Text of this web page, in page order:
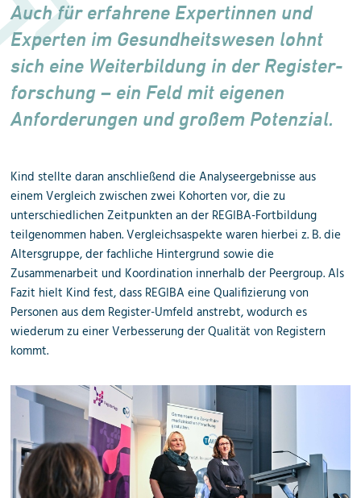
Auch für erfahrene Expertinnen und
Experten im Gesundheits­wesen lohnt
sich eine Weiter­bildung in der Register­
forschung – ein Feld mit eigenen
Anforde­rungen und großem Potenzial.
Kind stellte daran anschließend die Analyseergebnisse aus
einem Vergleich zwischen zwei Kohorten vor, die zu
unterschiedlichen Zeitpunkten an der REGIBA-Fortbildung
teilgenommen haben. Vergleichsaspekte waren hierbei z. B. die
Altersgruppe, der fachliche Hintergrund sowie die
Zusammenarbeit und Koordination innerhalb der Peergroup. Als
Fazit hielt Kind fest, dass REGIBA eine Qualifizierung von
Personen aus dem Register-Umfeld anstrebt, wodurch es
wiederum zu einer Verbesserung der Qualität von Registern
kommt.